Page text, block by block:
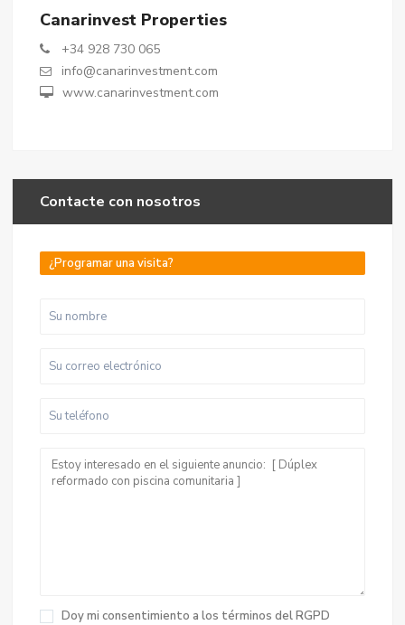
Canarinvest Properties
+34 928 730 065
info@canarinvestment.com
www.canarinvestment.com
Contacte con nosotros
¿Programar una visita?
Doy mi consentimiento a los términos del RGPD